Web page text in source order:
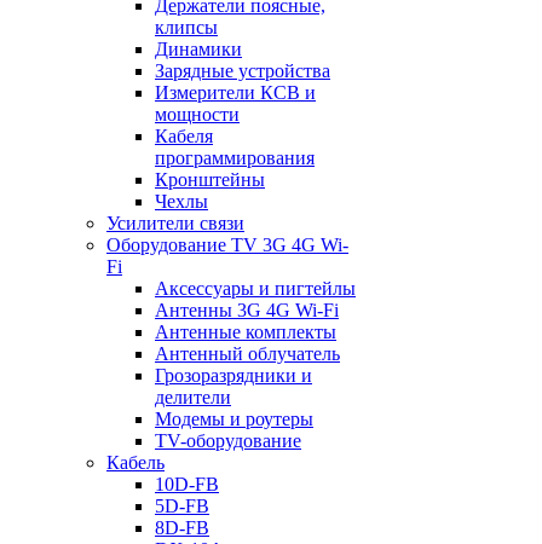
Держатели поясные,
клипсы
Динамики
Зарядные устройства
Измерители КСВ и
мощности
Кабеля
программирования
Кронштейны
Чехлы
Усилители связи
Оборудование TV 3G 4G Wi-
Fi
Аксессуары и пигтейлы
Антенны 3G 4G Wi-Fi
Антенные комплекты
Антенный облучатель
Грозоразрядники и
делители
Модемы и роутеры
TV-оборудование
Кабель
10D-FB
5D-FB
8D-FB